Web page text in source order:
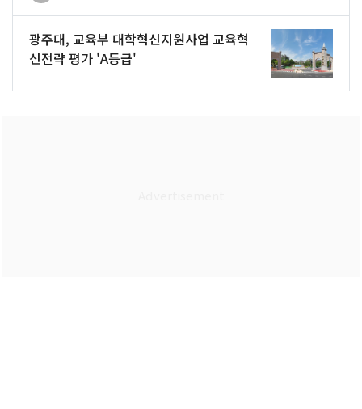
광주대, 교육부 대학혁신지원사업 교육혁
신전략 평가 'A등급'